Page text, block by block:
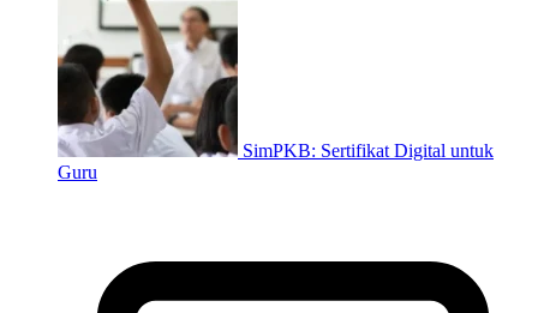
SimPKB: Sertifikat Digital untuk
Guru